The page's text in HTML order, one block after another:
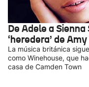
De Adele a
‘heredera’ de
La música británica
como Winehouse, que
casa de Camden Town